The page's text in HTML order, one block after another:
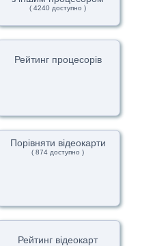
( 4240 доступно )
Рейтинг процесорів
Порівняти відеокарти
( 874 доступно )
Рейтинг відеокарт